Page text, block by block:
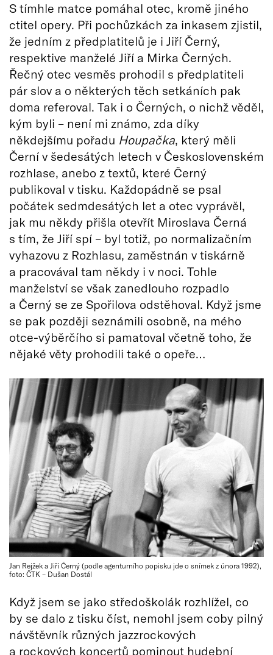
S tímhle matce pomáhal otec, kromě jiného
ctitel opery. Při pochůzkách za inkasem zjistil,
že jedním z předplatitelů je i Jiří Černý,
respektive manželé Jiří a Mirka Černých.
Řečný otec vesměs prohodil s předplatiteli
pár slov a o některých těch setkáních pak
doma referoval. Tak i o Černých, o nichž věděl,
kým byli – není mi známo, zda díky
někdejšímu pořadu Houpačka, který měli
Černí v šedesátých letech v Československém
rozhlase, anebo z textů, které Černý
publikoval v tisku. Každopádně se psal
počátek sedmdesátých let a otec vyprávěl,
jak mu někdy přišla otevřít Miroslava Černá
s tím, že Jiří spí – byl totiž, po normalizačním
vyhazovu z Rozhlasu, zaměstnán v tiskárně
a pracovával tam někdy i v noci. Tohle
manželství se však zanedlouho rozpadlo
a Černý se ze Spořilova odstěhoval. Když jsme
se pak později seznámili osobně, na mého
otce-výběrčího si pamatoval včetně toho, že
nějaké věty prohodili také o opeře…
Jan Rejžek a Jiří Černý (podle agenturního popisku jde o snímek z února 1992),
foto: ČTK – Dušan Dostál
Když jsem se jako středoškolák rozhlížel, co
by se dalo z tisku číst, nemohl jsem coby pilný
návštěvník různých jazzrockových
a rockových koncertů pominout hudební